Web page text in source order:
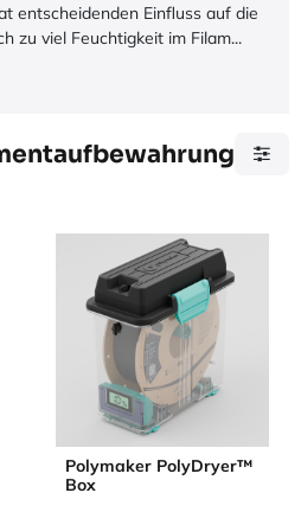
entscheidenden Einfluss auf die
zu viel Feuchtigkeit im Filam...
Polymaker PolyDryer™
Box